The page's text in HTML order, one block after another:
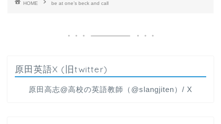
HOME be at one’s beck and call
原田英語X (旧twitter)
原田高志@高校の英語教師（@slangjiten）/ X